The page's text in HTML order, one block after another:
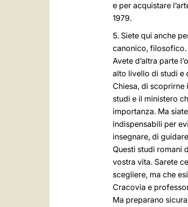
e per acquistare
1979.
5. Siete qui anche
canonico, filosofico.
Avete d’altra parte
alto livello di studi e
Chiesa, di
studi e il ministero
importanza. Ma
indispensabili per
insegnare, di
Questi studi romani
vostra vita. Sarete
scegliere, ma che
Cracovia e
Ma preparano